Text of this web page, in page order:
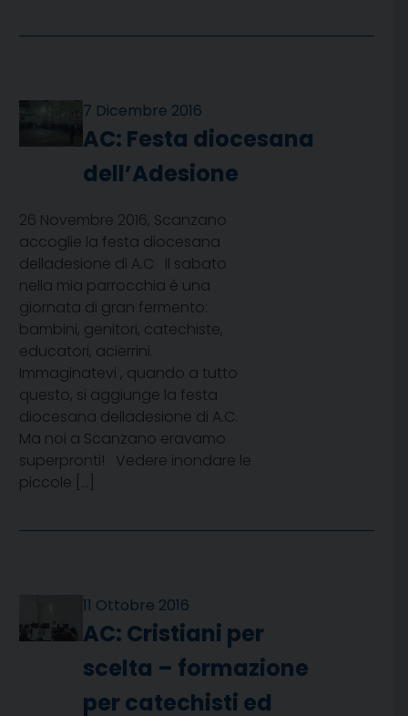
7 Dicembre 2016
AC: Festa diocesana
dell’Adesione
26 Novembre 2016, Scanzano
accoglie la festa diocesana
delladesione di A.C Il sabato
nella mia parrocchia è una
giornata di gran fermento:
bambini, genitori, catechiste,
educatori, acierrini.
Immaginatevi , quando a tutto
questo, si aggiunge la festa
diocesana delladesione di A.C.
Ma noi a Scanzano eravamo
superpronti! Vedere inondare le
piccole […]
11 Ottobre 2016
AC: Cristiani per
scelta – formazione
per catechisti ed